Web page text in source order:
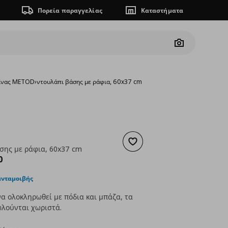
Πορεία παραγγελίας Καταστήματα
Camera
METOD›ντουλάπι βάσης με ράφια, 60x37 cm
Προσθήκη στα αγαπημένα
με ράφια, 60x37 cm
τιμή
ολοκληρωθεί με πόδια και μπάζα, τα
χωριστά.